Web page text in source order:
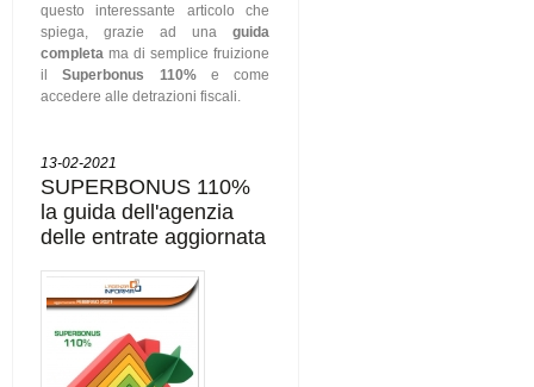
questo interessante articolo che
spiega, grazie ad una guida
completa ma di semplice fruizione
ilSuperbonus 110%e come
accedere alle detrazioni fiscali.
13-02-2021
SUPERBONUS 110%
la guida dell'agenzia
delle entrate aggiornata